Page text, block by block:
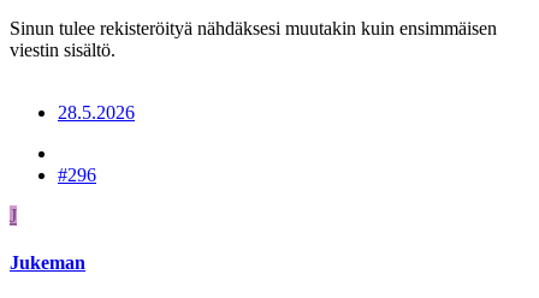
Sinun tulee rekisteröityä nähdäksesi muutakin kuin ensimmäisen
viestin sisältö.
28.5.2026
#296
J
Jukeman